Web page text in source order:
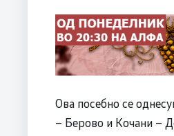
Ова посебно се
– Берово и Кочани –